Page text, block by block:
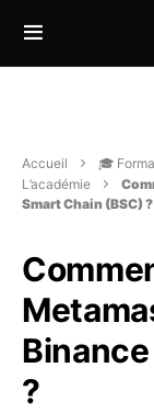
Accueil
🎓
L’académie
Smart Chain (BSC) ?
?